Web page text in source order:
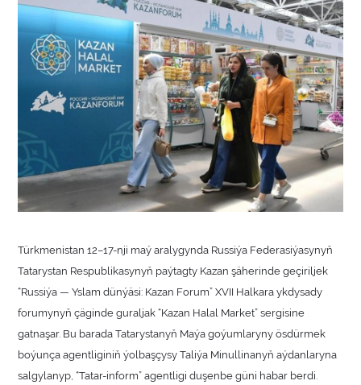
Türkmenistan 12–17-nji maý aralygynda Russiýa Federasiýasynyň
Tatarystan Respublikasynyň paýtagty Kazan şäherinde geçiriljek
“Russiýa — Yslam dünýäsi: Kazan Forum” XVII Halkara ykdysady
forumynyň çäginde guraljak “Kazan Halal Market” sergisine
gatnaşar. Bu barada Tatarystanyň Maýa goýumlaryny ösdürmek
boýunça agentliginiň ýolbaşçysy Taliýa Minullinanyň aýdanlaryna
salgylanyp, “Tatar-inform” agentligi duşenbe güni habar berdi.